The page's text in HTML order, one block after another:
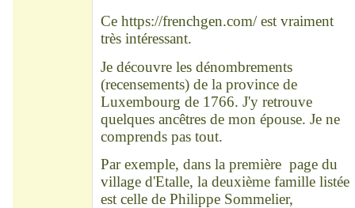
Ce https://frenchgen.com/est vraiment
très intéressant.
Je découvre les dénombrements
(recensements) de la province de
Luxembourg de 1766. J'y retrouve
quelques ancêtres de mon épouse. Je ne
comprends pas tout.
Par exemple, dans la première page du
village d'Etalle, la deuxième famille listée
est celle de Philippe Sommelier,